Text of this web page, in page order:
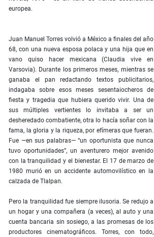
europea.
Juan Manuel Torres volvió a México a finales del año
68, con una nueva esposa polaca y una hija que en
vano quiso hacer mexicana (Claudia vive en
Varsovia). Durante los primeros meses, mientras se
ganaba el pan redactando textos publicitarios,
indagaba sobre esos meses sesentaiocheros de
fiesta y tragedia que hubiera querido vivir. Una de
sus múltiples vertientes lo invitaba a ser un
desheredado combatiente, otra lo hacía soñar con la
fama, la gloria y la riqueza, por efímeras que fueran.
Fue —en sus palabras— “un oportunista que nunca
tuvo oportunidades”, un aventurero mejor avenido
con la tranquilidad y el bienestar. El 17 de marzo de
1980 murió en un accidente automovilístico en la
calzada de Tlalpan.
Pero la tranquilidad fue siempre ilusoria. Se redujo a
un hogar y una compañera (a veces), al auto y una
cuenta bancaria sin sosiego, a las promesas de los
productores cinematográficos. Torres, con todo,